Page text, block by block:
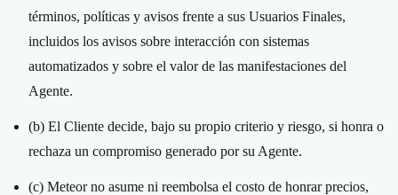
términos, políticas y avisos frente a sus Usuarios Finales,
incluidos los avisos sobre interacción con sistemas
automatizados y sobre el valor de las manifestaciones del
Agente.
(b) El Cliente decide, bajo su propio criterio y riesgo, si honra o
rechaza un compromiso generado por su Agente.
(c) Meteor no asume ni reembolsa el costo de honrar precios,